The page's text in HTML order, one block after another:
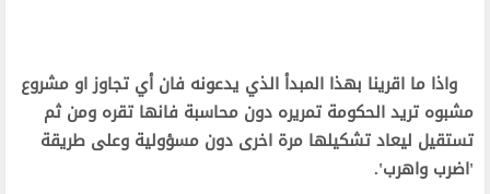
واذا ما اقرينا بهذا المبدأ الذي يدعونه فان أي تجاوز او مشروع
مشبوه تريد الحكومة تمريره دون محاسبة فانها تقره ومن ثم
تستقيل ليعاد تشكيلها مرة اخرى دون مسؤولية وعلى طريقة
'اضرب واهرب'.